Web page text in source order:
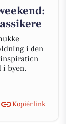
i den
inspiration
i byen.
Kopiér link